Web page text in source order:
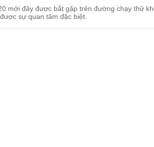
mới đây được bắt gặp trên đường chạy thử
sự quan tâm đặc biệt.